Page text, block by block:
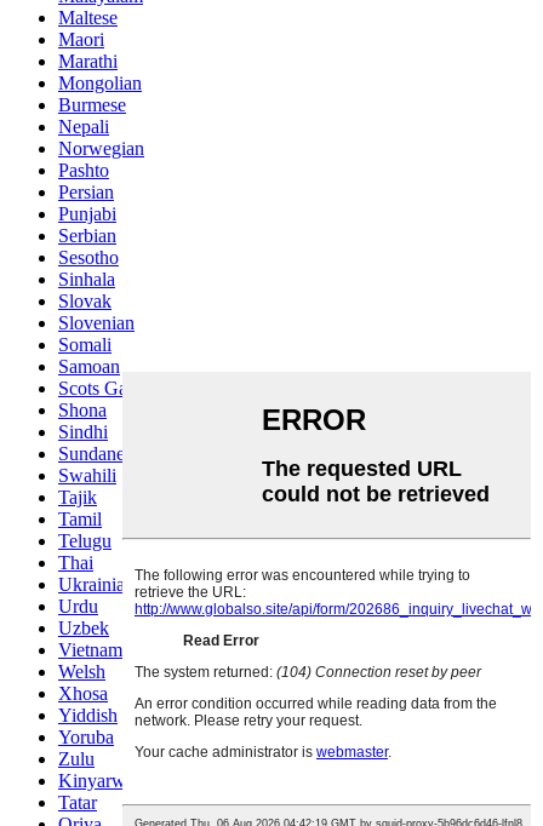
Maltese
Maori
Marathi
Mongolian
Burmese
Nepali
Norwegian
Pashto
Persian
Punjabi
Serbian
Sesotho
Sinhala
Slovak
Slovenian
Somali
Samoan
Scots Gaelic
Shona
Sindhi
Sundanese
Swahili
Tajik
Tamil
Telugu
Thai
Ukrainian
Urdu
Uzbek
Vietnamese
Welsh
Xhosa
Yiddish
Yoruba
Zulu
Kinyarwanda
Tatar